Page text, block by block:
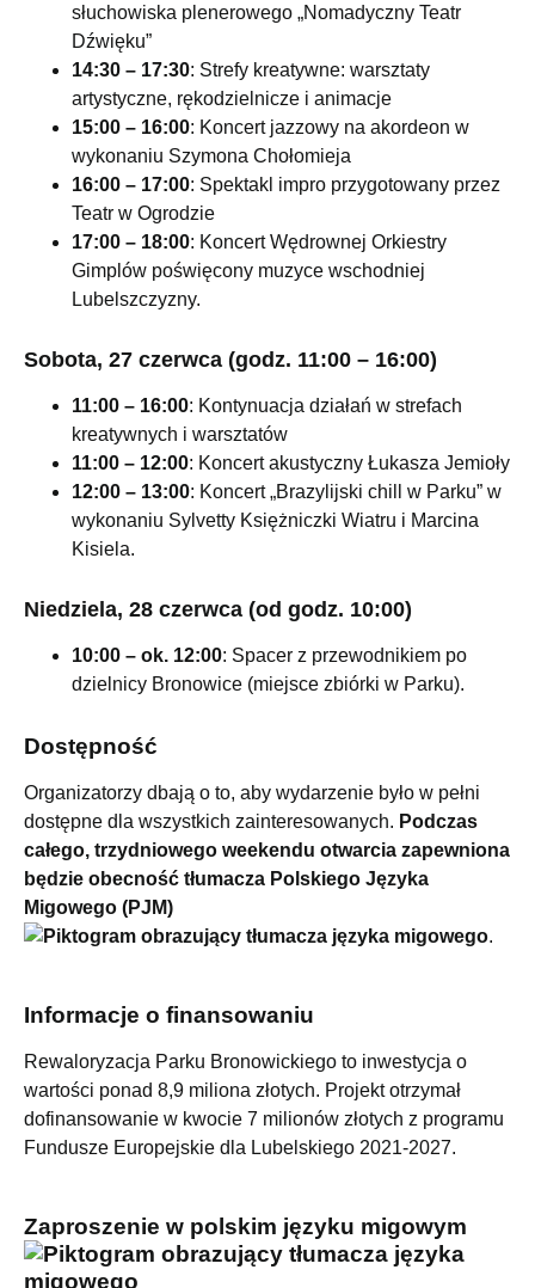
słuchowiska plenerowego „Nomadyczny Teatr
Dźwięku”
14:30 – 17:30: Strefy kreatywne: warsztaty
artystyczne, rękodzielnicze i animacje
15:00 – 16:00: Koncert jazzowy na akordeon w
wykonaniu Szymona Chołomieja
16:00 – 17:00: Spektakl impro przygotowany przez
Teatr w Ogrodzie
17:00 – 18:00: Koncert Wędrownej Orkiestry
Gimplów poświęcony muzyce wschodniej
Lubelszczyzny.
Sobota, 27 czerwca (godz. 11:00 – 16:00)
11:00 – 16:00: Kontynuacja działań w strefach
kreatywnych i warsztatów
11:00 – 12:00: Koncert akustyczny Łukasza Jemioły
12:00 – 13:00: Koncert „Brazylijski chill w Parku” w
wykonaniu Sylvetty Księżniczki Wiatru i Marcina
Kisiela.
Niedziela, 28 czerwca (od godz. 10:00)
10:00 – ok. 12:00: Spacer z przewodnikiem po
dzielnicy Bronowice (miejsce zbiórki w Parku).
Dostępność
Organizatorzy dbają o to, aby wydarzenie było w pełni
dostępne dla wszystkich zainteresowanych. Podczas
całego, trzydniowego weekendu otwarcia zapewniona
będzie obecność tłumacza Polskiego Języka
Migowego (PJM)
.
Informacje o finansowaniu
Rewaloryzacja Parku Bronowickiego to inwestycja o
wartości ponad 8,9 miliona złotych. Projekt otrzymał
dofinansowanie w kwocie 7 milionów złotych z programu
Fundusze Europejskie dla Lubelskiego 2021-2027.
Zaproszenie w polskim języku migowym